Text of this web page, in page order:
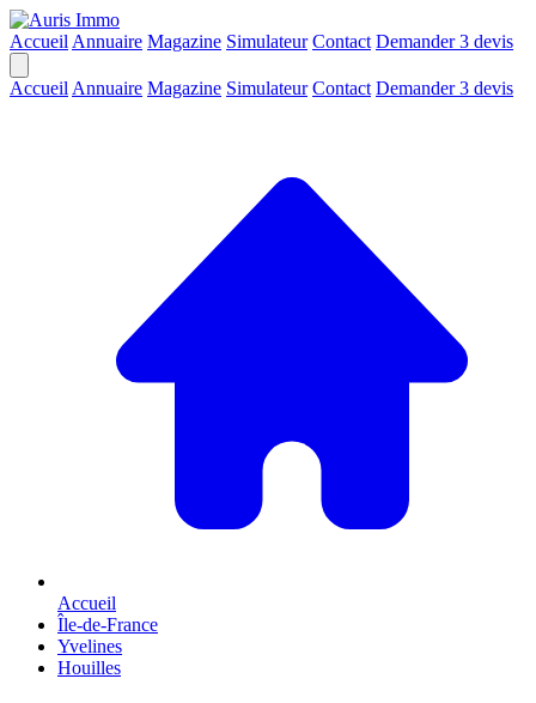
Accueil Annuaire Magazine Simulateur Contact Demander 3 devis
Accueil Annuaire Magazine Simulateur Contact Demander 3 devis
Accueil
Île-de-France
Yvelines
Houilles